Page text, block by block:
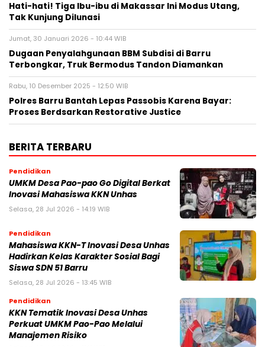
Hati-hati! Tiga Ibu-ibu di Makassar Ini Modus Utang,
Tak Kunjung Dilunasi
Jumat, 30 Januari 2026 - 10:44 WIB
Dugaan Penyalahgunaan BBM Subdisi di Barru
Terbongkar, Truk Bermodus Tandon Diamankan
Rabu, 10 Desember 2025 - 12:50 WIB
Polres Barru Bantah Lepas Passobis Karena Bayar:
Proses Berdsarkan Restorative Justice
BERITA TERBARU
Pendidikan
UMKM Desa Pao-pao Go Digital Berkat
Inovasi Mahasiswa KKN Unhas
Selasa, 28 Jul 2026 - 14:19 WIB
Pendidikan
Mahasiswa KKN-T Inovasi Desa Unhas
Hadirkan Kelas Karakter Sosial Bagi
Siswa SDN 51 Barru
Selasa, 28 Jul 2026 - 13:45 WIB
Pendidikan
KKN Tematik Inovasi Desa Unhas
Perkuat UMKM Pao-Pao Melalui
Manajemen Risiko